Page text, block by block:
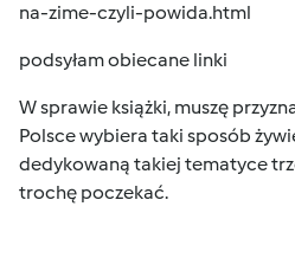
na-zime-czyli-powida.html
podsyłam obiecane linki
W sprawie książki, muszę
Polsce wybiera taki sposób
dedykowaną takiej tematyce
trochę poczekać.